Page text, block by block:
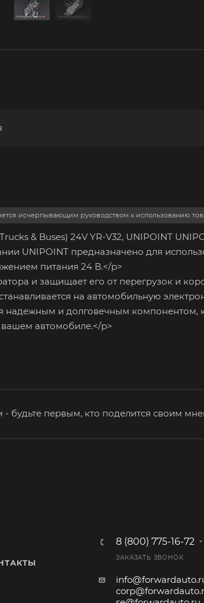
исчерпывающим руководством к использованию
& Buses) 24V YR-V32, UNIPOINT
UNIPOINT предназначено для
питания 24 В.</p>
и защищает его от перегрузок и
на автомобильную
надежным и долговечным компонентом,
автомобиле.</p>
будьте первым, кто поделится своим
8 (800) 775-16-72
ЗАКАЗАТЬ ЗВОНОК